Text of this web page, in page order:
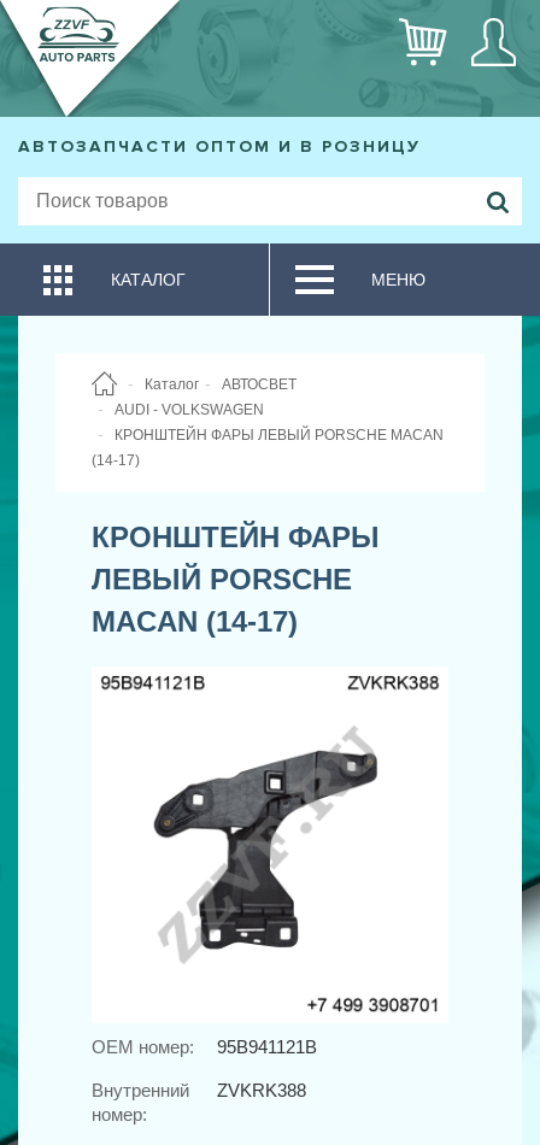
АВТОЗАПЧАСТИ ОПТОМ И В РОЗНИЦУ
КАТАЛОГ МЕНЮ
Каталог
АВТОСВЕТ
AUDI - VOLKSWAGEN
КРОНШТЕЙН ФАРЫ ЛЕВЫЙ PORSCHE MACAN
(14-17)
КРОНШТЕЙН ФАРЫ
ЛЕВЫЙ PORSCHE
MACAN (14-17)
OEM номер: 95B941121B
Внутренний
номер:
ZVKRK388